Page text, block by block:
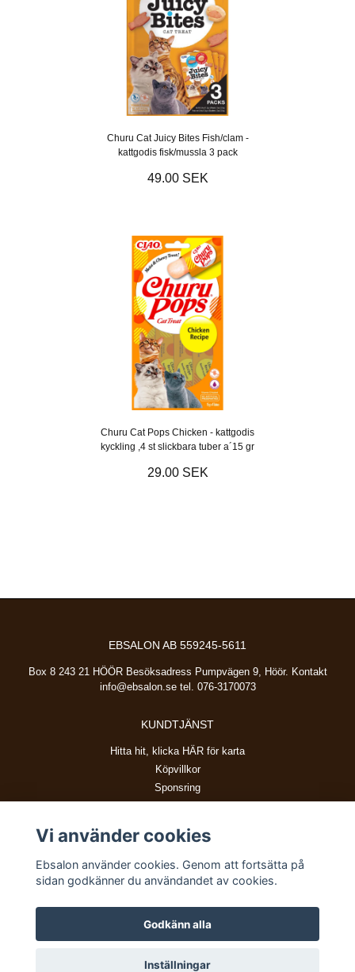
Churu Cat Juicy Bites Fish/clam -
kattgodis fisk/mussla 3 pack
49.00 SEK
Churu Cat Pops Chicken - kattgodis
kyckling ,4 st slickbara tuber a´15 gr
29.00 SEK
EBSALON AB 559245-5611
Box 8 243 21 HÖÖR Besöksadress Pumpvägen 9, Höör. Kontakt
info@ebsalon.setel. 076-3170073
KUNDTJÄNST
Hitta hit, klicka HÄR för karta
Köpvillkor
Sponsring
BETALSÄTT
Vi använder cookies
Ebsalon använder cookies. Genom att fortsätta på
sidan godkänner du användandet av cookies.
Godkänn alla
Inställningar